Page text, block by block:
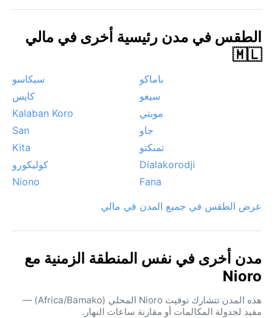
الطقس في مدن رئيسية أخرى في مالي
🇲🇱
باماكو
سيكاسو
سيغو
كايس
موبتي
Kalaban Koro
جاو
San
تمبكتو
Kita
Dialakorodji
كوليكورو
Fana
Niono
عرض الطقس في جميع المدن في مالي
مدن أخرى في نفس المنطقة الزمنية مع
Nioro
هذه المدن تتشارك توقيت Nioro المحلي (Africa/Bamako) —
مفيد لجدولة المكالمات أو مقارنة ساعات النهار.